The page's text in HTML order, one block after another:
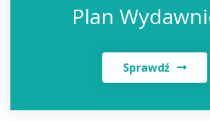
Plan
Sprawdź